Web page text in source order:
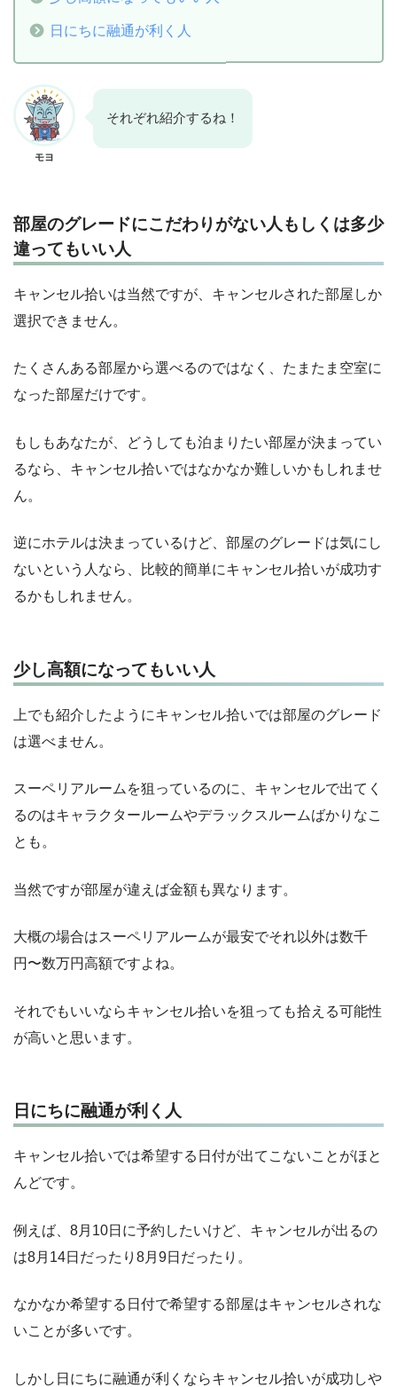
日にちに融通が利く人
モヨ
それぞれ紹介するね！
部屋のグレードにこだわりがない人もしくは多少
違ってもいい人
キャンセル拾いは当然ですが、キャンセルされた部屋しか
選択できません。
たくさんある部屋から選べるのではなく、たまたま空室に
なった部屋だけです。
もしもあなたが、どうしても泊まりたい部屋が決まってい
るなら、キャンセル拾いではなかなか難しいかもしれませ
ん。
逆にホテルは決まっているけど、部屋のグレードは気にし
ないという人なら、比較的簡単にキャンセル拾いが成功す
るかもしれません。
少し高額になってもいい人
上でも紹介したようにキャンセル拾いでは部屋のグレード
は選べません。
スーペリアルームを狙っているのに、キャンセルで出てく
るのはキャラクタールームやデラックスルームばかりなこ
とも。
当然ですが部屋が違えば金額も異なります。
大概の場合はスーペリアルームが最安でそれ以外は数千
円〜数万円高額ですよね。
それでもいいならキャンセル拾いを狙っても拾える可能性
が高いと思います。
日にちに融通が利く人
キャンセル拾いでは希望する日付が出てこないことがほと
んどです。
例えば、8月10日に予約したいけど、キャンセルが出るの
は8月14日だったり8月9日だったり。
なかなか希望する日付で希望する部屋はキャンセルされな
いことが多いです。
しかし日にちに融通が利くならキャンセル拾いが成功しや